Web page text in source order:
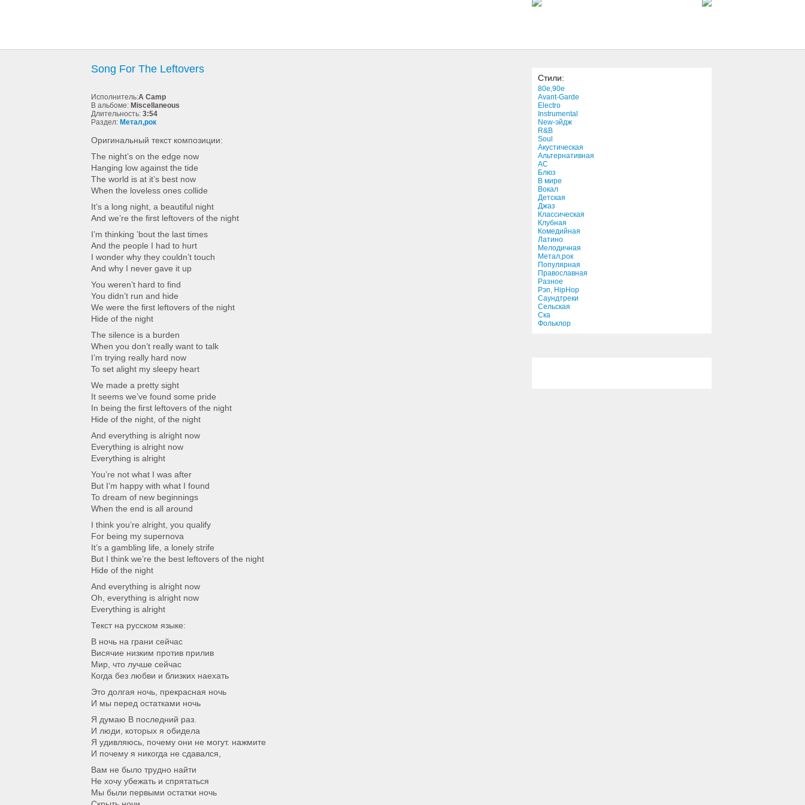
2:06
Song For The Leftovers
Исполнитель:A Camp
В альбоме: Miscellaneous
Длительность: 3:54
Раздел: Метал,рок
Оригинальный текст композиции:
The night’s on the edge now
Hanging low against the tide
The world is at it’s best now
When the loveless ones collide
It’s a long night, a beautiful night
And we’re the first leftovers of the night
I’m thinking ’bout the last times
And the people I had to hurt
I wonder why they couldn’t touch
And why I never gave it up
You weren’t hard to find
You didn’t run and hide
We were the first leftovers of the night
Hide of the night
The silence is a burden
When you don’t really want to talk
I’m trying really hard now
To set alight my sleepy heart
We made a pretty sight
It seems we’ve found some pride
In being the first leftovers of the night
Hide of the night, of the night
And everything is alright now
Everything is alright now
Everything is alright
You’re not what I was after
But I’m happy with what I found
To dream of new beginnings
When the end is all around
I think you’re alright, you qualify
For being my supernova
It’s a gambling life, a lonely strife
But I think we’re the best leftovers of the night
Hide of the night
And everything is alright now
Oh, everything is alright now
Everything is alright
Текст на русском языке:
В ночь на грани сейчас
Висячие низким против прилив
Мир, что лучше сейчас
Когда без любви и близких наехать
Это долгая ночь, прекрасная ночь
И мы перед остатками ночь
Я думаю В последний раз.
И люди, которых я обидела
Я удивляюсь, почему они не могут. нажмите
И почему я никогда не сдавался,
Вам не было трудно найти
Не хочу убежать и спрятаться
Мы были первыми остатки ночь
Стили:
80e,90e
Avant-Garde
Electro
Instrumental
New-эйдж
R&B
Soul
Акустическая
Альтернативная
АС
Блюз
В мире
Вокал
Детская
Джаз
Классическая
Клубная
Комедийная
Латино
Мелодичная
Метал,рок
Популярная
Православная
Разное
Рэп, HipHop
Саундтреки
Сельская
Ска
Фольклор